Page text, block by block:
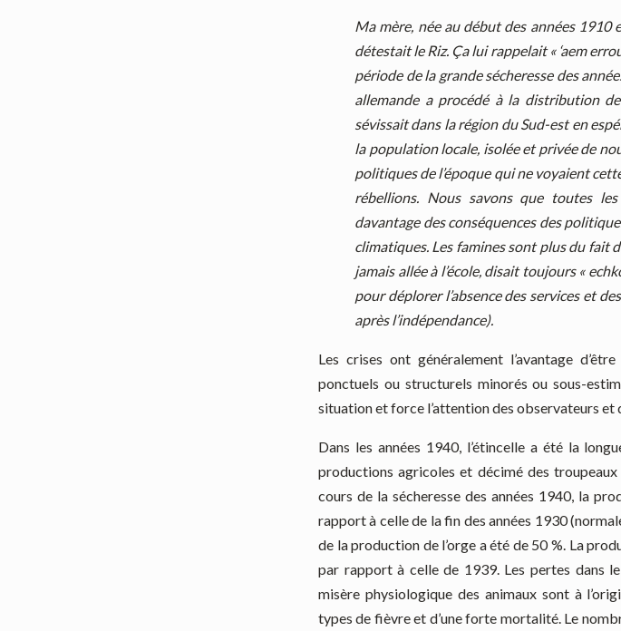
Ma mère, née au début des années
détestait le Riz. Ça lui rappelait « ‘aem
période de la grande sécheresse des
allemande a procédé à la distribution
sévissait dans la région du Sud-est en
la population locale, isolée et privée de
politiques de l’époque qui ne voyaient
rébellions. Nous savons que toutes
davantage des conséquences des
climatiques. Les famines sont plus du fait
jamais allée à l’école, disait toujours «
pour déplorer l’absence des services et
après l’indépendance).
Les crises ont généralement l’avantage
ponctuels ou structurels minorés ou sous-
situation et force l’attention des observateurs et
Dans les années 1940, l’étincelle a été la
productions agricoles et décimé des
cours de la sécheresse des années 1940, la
rapport à celle de la fin des années 1930
de la production de l’orge a été de 50 %. La
par rapport à celle de 1939. Les pertes dans
misère physiologique des animaux sont à
types de fièvre et d’une forte mortalité. Le